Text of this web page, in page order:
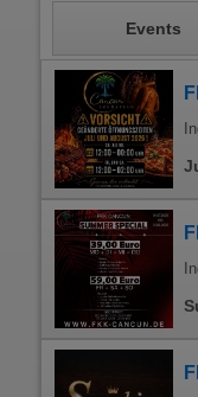
Events